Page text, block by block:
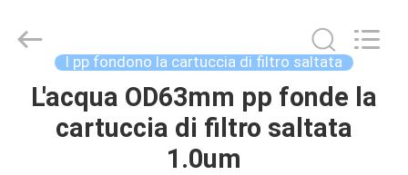
CASA
dell'aria
fornitore.
industrialairfiltercartridge.com.
I pp fondono la cartuccia di filtro saltata
L'acqua OD63mm pp fonde la
cartuccia di filtro saltata
1.0um